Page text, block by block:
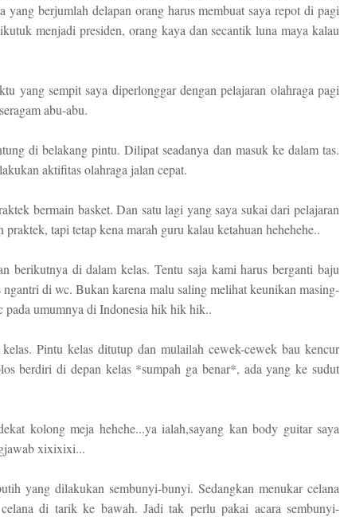
berjumlah delapan orang harus membuat saya repot di pagi
menjadi presiden, orang kaya dan secantik luna maya kalau
yang sempit saya diperlonggar dengan pelajaran olahraga pagi
abu-abu.
di belakang pintu. Dilipat seadanya dan masuk ke dalam tas.
aktifitas olahraga jalan cepat.
bermain basket. Dan satu lagi yang saya sukai dari pelajaran
tapi tetap kena marah guru kalau ketahuan hehehehe..
berikutnya di dalam kelas. Tentu saja kami harus berganti baju
di wc. Bukan karena malu saling melihat keunikan masing-
pada umumnya di Indonesia hik hik hik..
Pintu kelas ditutup dan mulailah cewek-cewek bau kencur
berdiri di depan kelas *sumpah ga benar*, ada yang ke sudut
kolong meja hehehe...ya ialah,sayang kan body guitar saya
xixixixi...
yang dilakukan sembunyi-bunyi. Sedangkan menukar celana
di tarik ke bawah. Jadi tak perlu pakai acara sembunyi-